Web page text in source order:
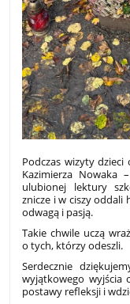
Podczas wizyty dzieci
Kazimierza Nowaka
ulubionej lektury
znicze i w ciszy oddali
odwagą i pasją.
Takie chwile uczą
o tych, którzy odeszli.
Serdecznie
wyjątkowego wyjścia
postawy refleksji i